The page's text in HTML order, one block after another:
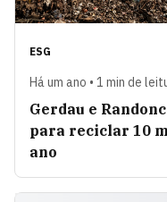
ESG
Há um ano • 1 min de
Gerdau e
para reciclar 10
ano